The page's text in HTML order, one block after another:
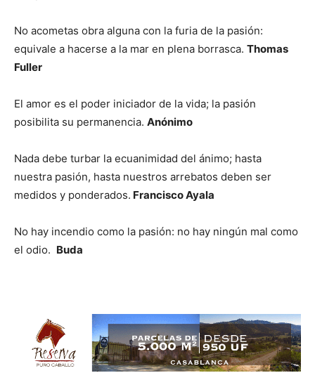
No acometas obra alguna con la furia de la pasión:
equivale a hacerse a la mar en plena borrasca. Thomas
Fuller
El amor es el poder iniciador de la vida; la pasión
posibilita su permanencia. Anónimo
Nada debe turbar la ecuanimidad del ánimo; hasta
nuestra pasión, hasta nuestros arrebatos deben ser
medidos y ponderados. Francisco Ayala
No hay incendio como la pasión: no hay ningún mal como
el odio. Buda